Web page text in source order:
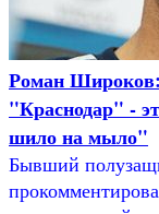
Роман
"Краснодар" -
шило на мыло"
Бывший